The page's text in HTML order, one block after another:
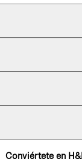
Conviértete en